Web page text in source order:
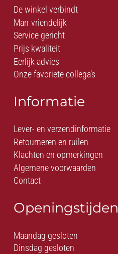
De winkel verbindt
Man-vriendelijk
Service gericht
Prijs kwaliteit
Eerlijk advies
Onze favoriete collega’s
Informatie
Lever- en verzendinformatie
Retourneren en ruilen
Klachten en opmerkingen
Algemene voorwaarden
Contact
Openingstijden
Maandag gesloten
Dinsdag gesloten